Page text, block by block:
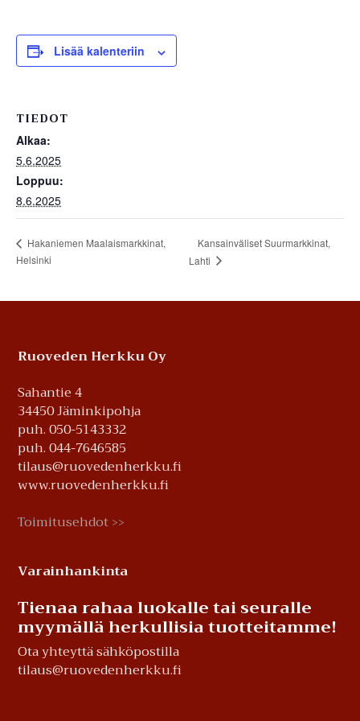
Lisää kalenteriin
TIEDOT
Alkaa:
5.6.2025
Loppuu:
8.6.2025
Hakaniemen Maalaismarkkinat,
Helsinki
Kansainväliset Suurmarkkinat,
Lahti
Footer
Ruoveden Herkku Oy
Sahantie 4
34450 Jäminkipohja
puh. 050-5143332
puh. 044-7646585
tilaus@ruovedenherkku.fi
www.ruovedenherkku.fi
Toimitusehdot >>
Varainhankinta
Tienaa rahaa luokalle tai seuralle
myymällä herkullisia tuotteitamme!
Ota yhteyttä sähköpostilla
tilaus@ruovedenherkku.fi